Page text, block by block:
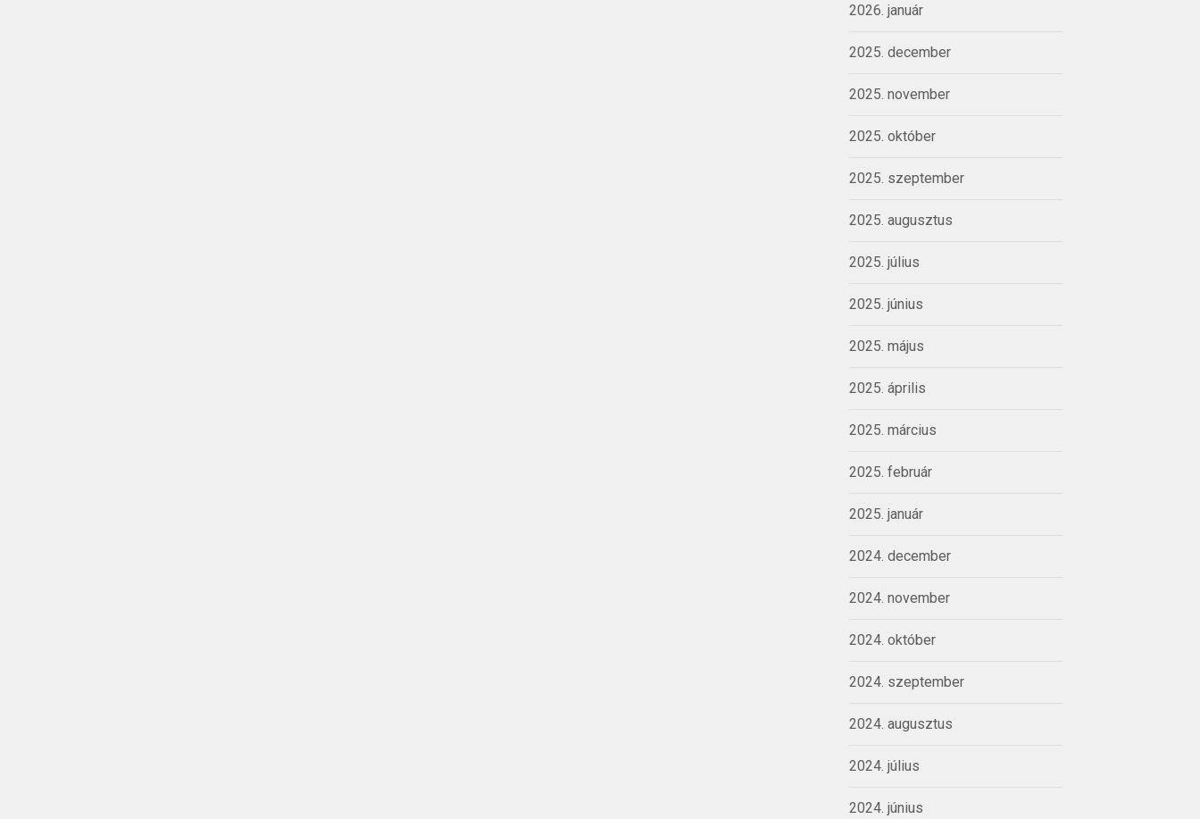
2026. január
2025. december
2025. november
2025. október
2025. szeptember
2025. augusztus
2025. július
2025. június
2025. május
2025. április
2025. március
2025. február
2025. január
2024. december
2024. november
2024. október
2024. szeptember
2024. augusztus
2024. július
2024. június